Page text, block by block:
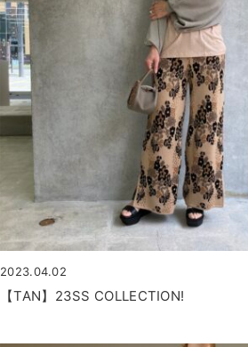
2023.04.02
【TAN】23SS COLLECTION!